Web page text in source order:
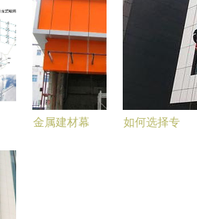
墙工程 施
工与管理要
点全解析
2017版实
金属建材幕
如何选择专